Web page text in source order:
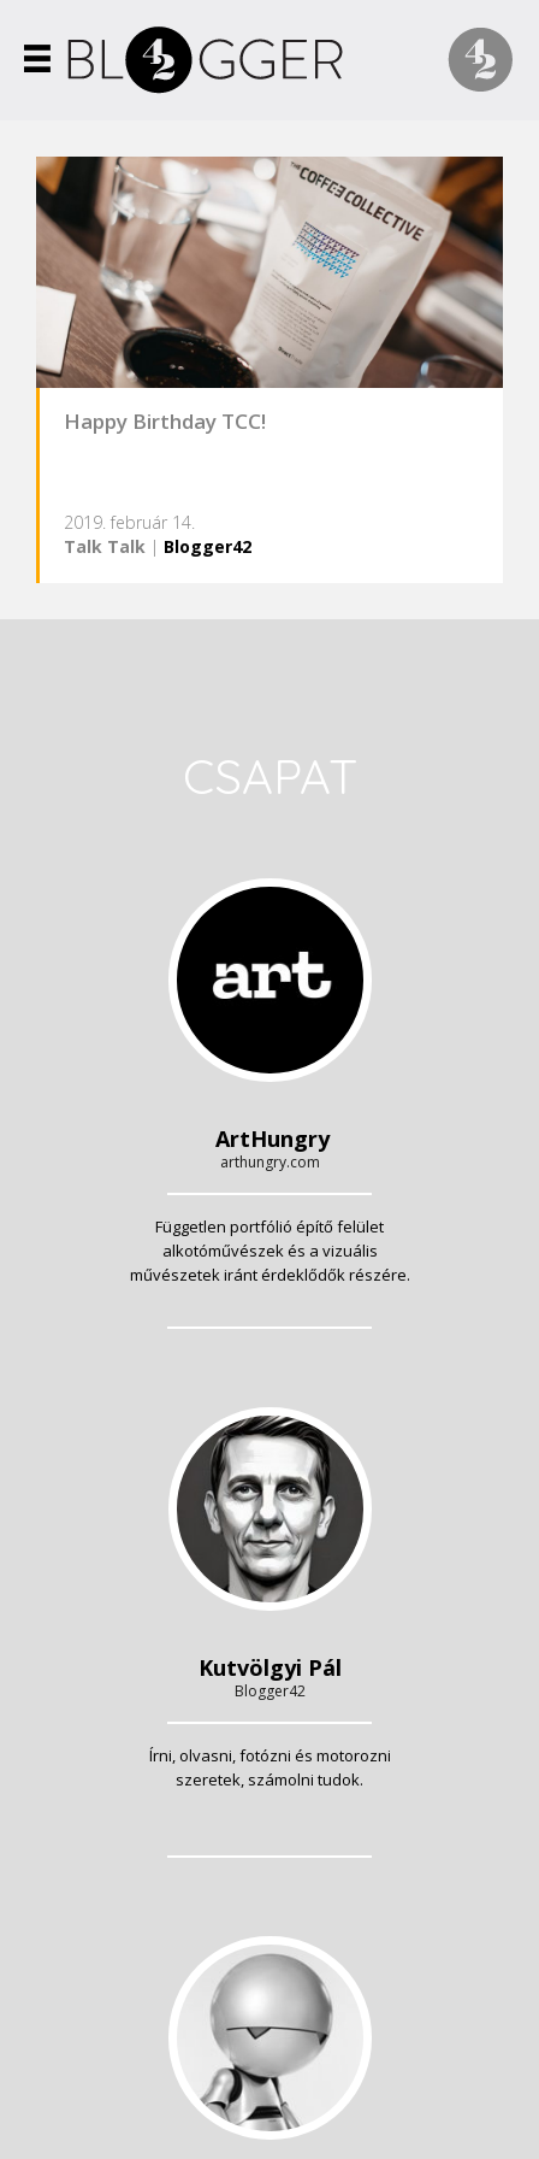
Happy Birthday TCC!
2019. február 14.
Talk Talk | Blogger42
CSAPAT
ArtHungry
arthungry.com
Független portfólió építő felület
alkotóművészek és a vizuális
művészetek iránt érdeklődők részére.
Kutvölgyi Pál
Blogger42
Írni, olvasni, fotózni és motorozni
szeretek, számolni tudok.